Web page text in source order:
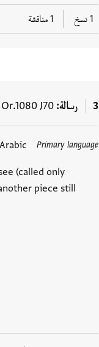
1 نسخ 1 مناقشة
3 رسالة J70
Primary language
(called only
piece still
العلامات